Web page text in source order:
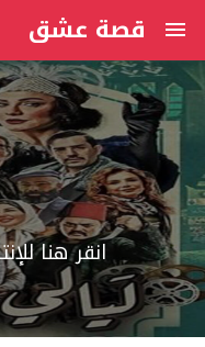
قصة عشق
انقر هنا